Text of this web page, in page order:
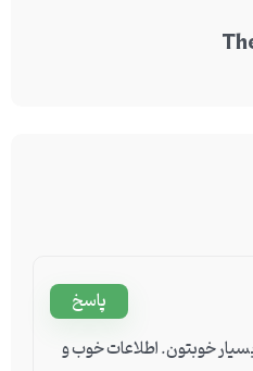
خوبتون. اطلاعات خوب و
پاسخ